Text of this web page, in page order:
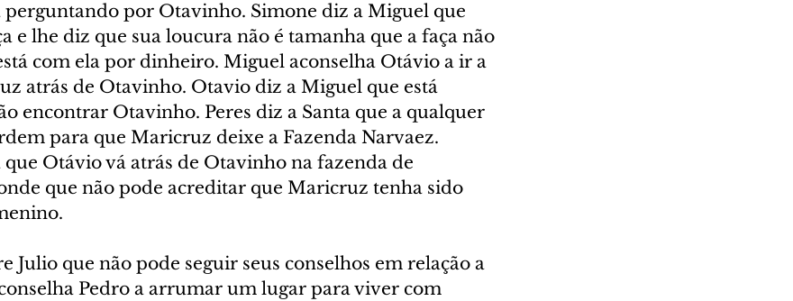
por Otavinho. Simone diz a Miguel que
e lhe diz que sua loucura não é tamanha que a faça não
com ela por dinheiro. Miguel aconselha Otávio a ir a
atrás de Otavinho. Otavio diz a Miguel que está
encontrar Otavinho. Peres diz a Santa que a qualquer
para que Maricruz deixe a Fazenda Narvaez.
Otávio vá atrás de Otavinho na fazenda de
que não pode acreditar que Maricruz tenha sido
Julio que não pode seguir seus conselhos em relação a
Pedro a arrumar um lugar para viver com